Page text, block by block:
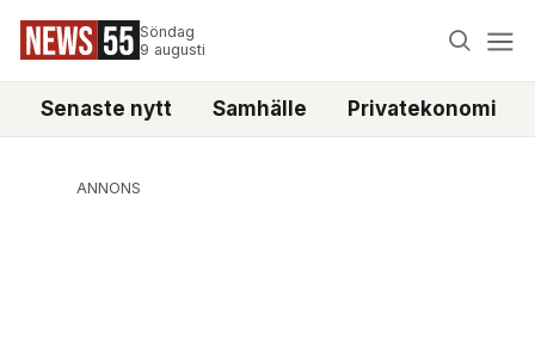
Söndag
9 augusti
Senaste nytt Samhälle Privatekonomi
ANNONS